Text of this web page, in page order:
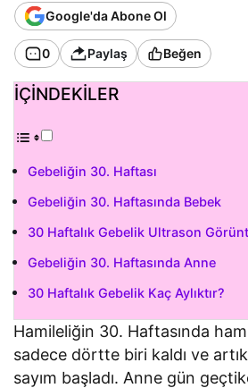
Google'da Abone Ol
0 Paylaş Beğen
İÇİNDEKİLER
Gebeliğin 30. Haftası
Gebeliğin 30. Haftasında Bebek
30 Haftalık Gebelik Ultrason
Gebeliğin 30. Haftasında Anne
30 Haftalık Gebelik Kaç Aylıktır?
Hamileliğin 30. Haftasında
sadece dörtte biri kaldı ve
sayım başladı. Anne gün